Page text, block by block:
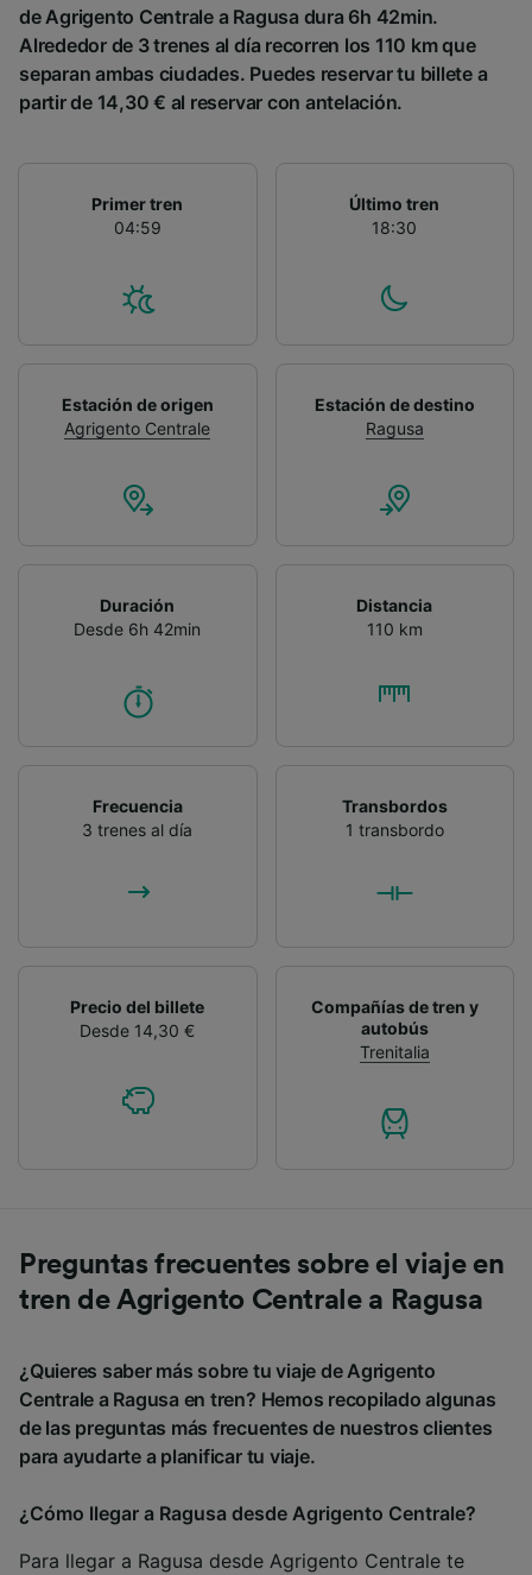
de Agrigento Centrale a Ragusa dura 6h 42min.
Alrededor de 3 trenes al día recorren los 110 km que
separan ambas ciudades. Puedes reservar tu billete a
partir de 14,30 € al reservar con antelación.
Primer tren
04:59
Último tren
18:30
Estación de origen
Agrigento Centrale
Estación de destino
Ragusa
Duración
Desde 6h 42min
Distancia
110 km
Frecuencia
3 trenes al día
Transbordos
1 transbordo
Precio del billete
Desde 14,30 €
Compañías de tren y
autobús
Trenitalia
Preguntas frecuentes sobre el viaje en
tren de Agrigento Centrale a Ragusa
¿Quieres saber más sobre tu viaje de Agrigento
Centrale a Ragusa en tren? Hemos recopilado algunas
de las preguntas más frecuentes de nuestros clientes
para ayudarte a planificar tu viaje.
¿Cómo llegar a Ragusa desde Agrigento Centrale?
Para llegar a Ragusa desde Agrigento Centrale te